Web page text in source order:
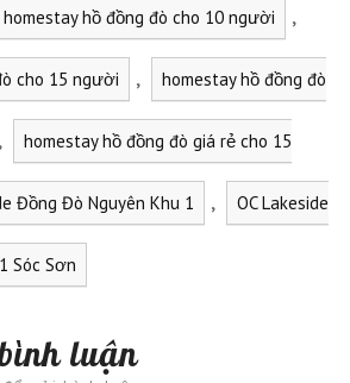
homestay hồ đồng đò cho 10 người ,
cho 15 người , homestay hồ đồng đò
, homestay hồ đồng đò giá rẻ cho 15
Đồng Đò Nguyên Khu 1 , OC Lakeside
Sóc Sơn
luận